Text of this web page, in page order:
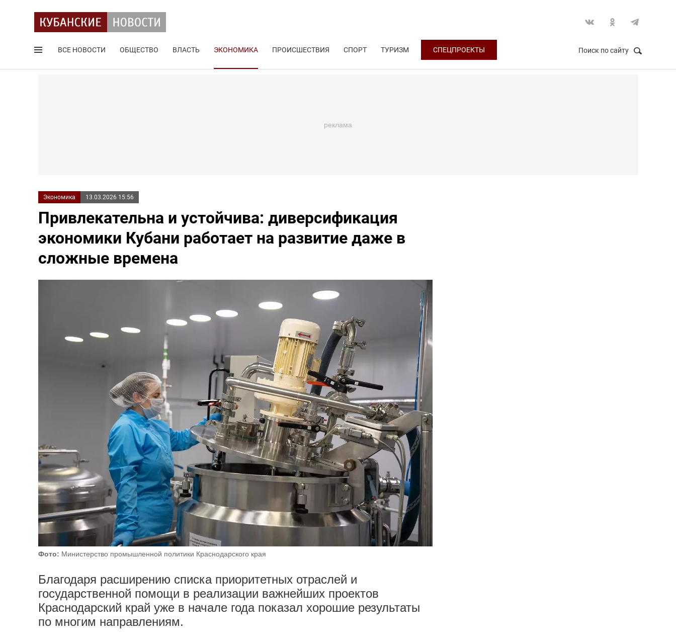
ВСЕ НОВОСТИ ОБЩЕСТВО ВЛАСТЬ ЭКОНОМИКА ПРОИСШЕСТВИЯ СПОРТ ТУРИЗМ СПЕЦПРОЕКТЫ Поиск по сайту
Экономика 13.03.2026 15:56
Привлекательна и устойчива: диверсификация
экономики Кубани работает на развитие даже в
сложные времена
Фото: Министерство промышленной политики Краснодарского края
Благодаря расширению списка приоритетных отраслей и
государственной помощи в реализации важнейших проектов
Краснодарский край уже в начале года показал хорошие результаты
по многим направлениям.